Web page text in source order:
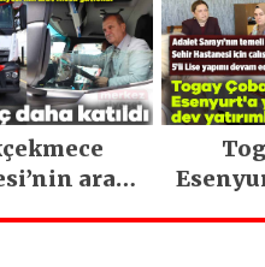
taşıyor
araç